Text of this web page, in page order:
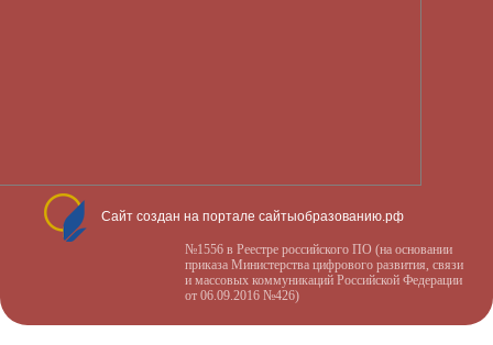
Сайт создан на портале сайтыобразованию.рф
№1556 в Реестре российского ПО (на основании
приказа Министерства цифрового развития, связи
и массовых коммуникаций Российской Федерации
от 06.09.2016 №426)